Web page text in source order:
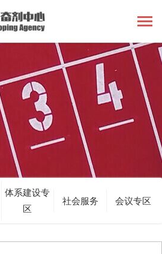
体系建设专
区
社会服务 会议专区